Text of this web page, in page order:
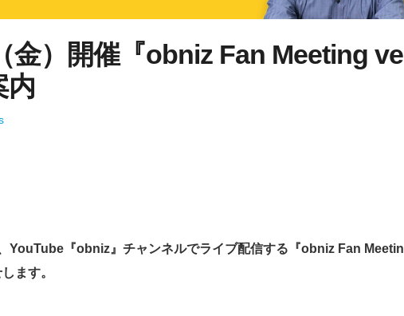
金）開催『obniz Fan Meeting ve
内
YouTube『obniz』チャンネルでライブ配信する『obniz Fan Meetin
ます。